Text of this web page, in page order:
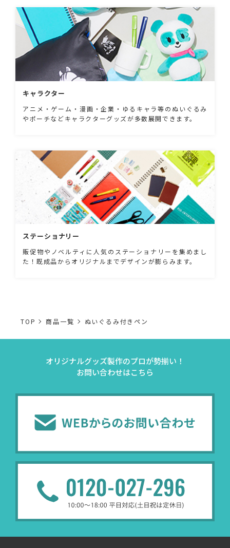
キャラクター
アニメ・ゲーム・漫画・企業・ゆるキャラ等のぬいぐるみ
やポーチなどキャラクターグッズが多数展開できます。
ステーショナリー
販促物やノベルティに人気のステーショナリーを集めまし
た！既成品からオリジナルまでデザインが膨らみます。
TOP 商品一覧 ぬいぐるみ付きペン
オリジナルグッズ製作のプロが勢揃い！
お問い合わせはこちら